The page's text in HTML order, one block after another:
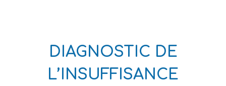
DIAGNOSTIC DE
L’INSUFFISANCE